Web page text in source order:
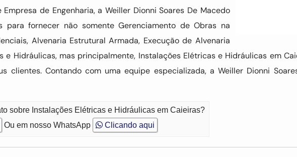
de Engenharia, a Weiller Dionni Soares De Macedo
para fornecer não somente Gerenciamento de Obras na
Alvenaria Estrutural Armada, Execução de Alvenaria
e Hidráulicas, mas principalmente, Instalações Elétricas e Hidráulicas em
clientes. Contando com uma equipe especializada, a Weiller Dionni
sobre Instalações Elétricas e Hidráulicas em Caieiras?
Ou em nosso WhatsApp Clicando aqui